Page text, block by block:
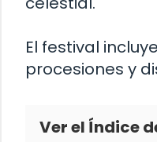
El festival
procesiones y
Ver el Índice